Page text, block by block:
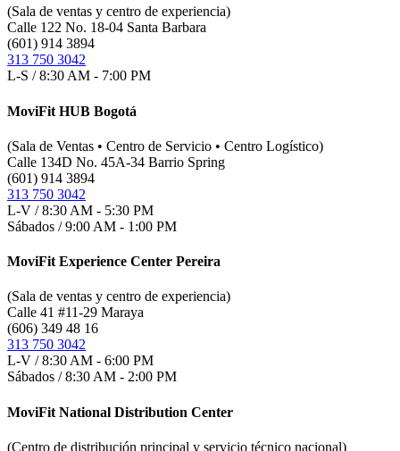
(Sala de ventas y centro de experiencia)
Calle 122 No. 18-04 Santa Barbara
(601) 914 3894
313 750 3042
L-S / 8:30 AM - 7:00 PM
MoviFit HUB Bogotá
(Sala de Ventas • Centro de Servicio • Centro Logístico)
Calle 134D No. 45A-34 Barrio Spring
(601) 914 3894
313 750 3042
L-V / 8:30 AM - 5:30 PM
Sábados / 9:00 AM - 1:00 PM
MoviFit Experience Center Pereira
(Sala de ventas y centro de experiencia)
Calle 41 #11-29 Maraya
(606) 349 48 16
313 750 3042
L-V / 8:30 AM - 6:00 PM
Sábados / 8:30 AM - 2:00 PM
MoviFit National Distribution Center
(Centro de distribución principal y servicio técnico nacional)